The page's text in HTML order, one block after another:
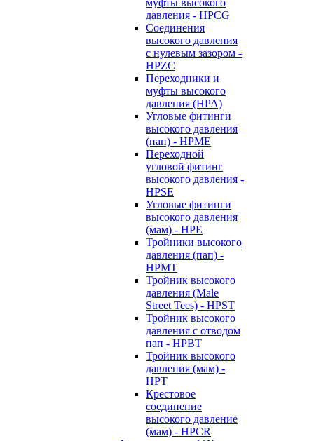
муфты высокого
давления - HPCG
Соединения
высокого давления
с нулевым зазором -
HPZC
Переходники и
муфты высокого
давления (HPA)
Угловые фитинги
высокого давления
(пап) - HPME
Переходной
угловой фитинг
высокого давления -
HPSE
Угловые фитинги
высокого давления
(мам) - HPE
Тройники высокого
давления (пап) -
HPMT
Тройник высокого
давления (Male
Street Tees) - HPST
Тройник высокого
давления с отводом
пап - HPBT
Тройник высокого
давления (мам) -
HPT
Крестовое
соединение
высокого давление
(мам) - HPCR